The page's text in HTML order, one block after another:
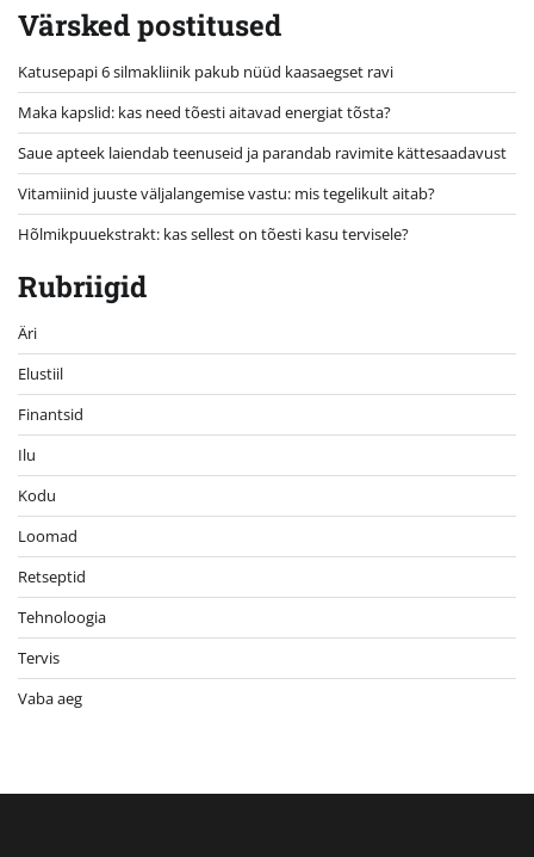
Värsked postitused
Katusepapi 6 silmakliinik pakub nüüd kaasaegset ravi
Maka kapslid: kas need tõesti aitavad energiat tõsta?
Saue apteek laiendab teenuseid ja parandab ravimite kättesaadavust
Vitamiinid juuste väljalangemise vastu: mis tegelikult aitab?
Hõlmikpuuekstrakt: kas sellest on tõesti kasu tervisele?
Rubriigid
Äri
Elustiil
Finantsid
Ilu
Kodu
Loomad
Retseptid
Tehnoloogia
Tervis
Vaba aeg